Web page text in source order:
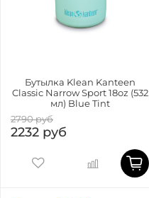
Бутылка Klean Kanteen
Classic Narrow Sport 18oz (532
мл) Blue Tint
2790 руб
2232 руб